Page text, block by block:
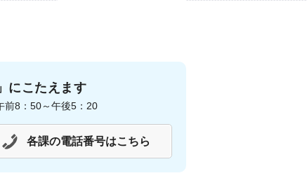
にこたえます
8：50～午後5：20
各課の電話番号はこちら